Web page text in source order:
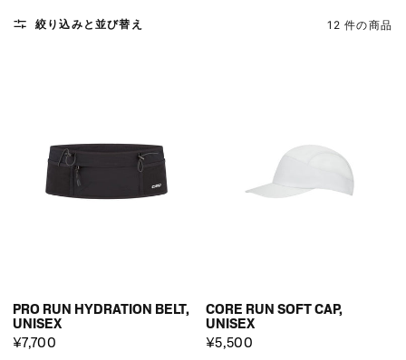
絞り込みと並び替え 12 件の商品
PRO RUN HYDRATION BELT,
UNISEX
¥7,700
CORE RUN SOFT CAP,
UNISEX
¥5,500